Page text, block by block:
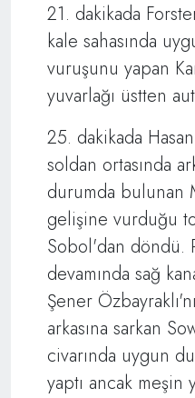
21. dakikada
kale sahasında
vuruşunu yapan
yuvarlağı üstten
25. dakikada Hasan
soldan ortasında
durumda bulunan
gelişine vurduğu
Sobol'dan döndü.
devamında sağ
Şener
arkasına sarkan
civarında uygun
yaptı ancak meşin